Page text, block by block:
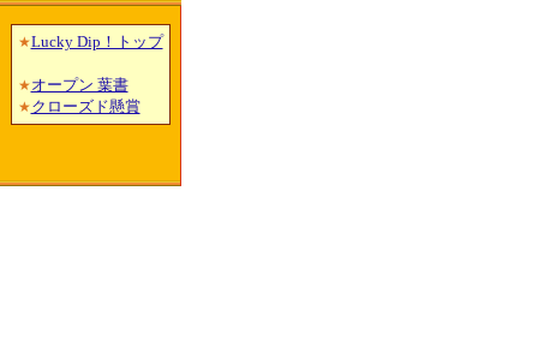
★Lucky Dip！トップ
★オープン 葉書
★クローズド懸賞